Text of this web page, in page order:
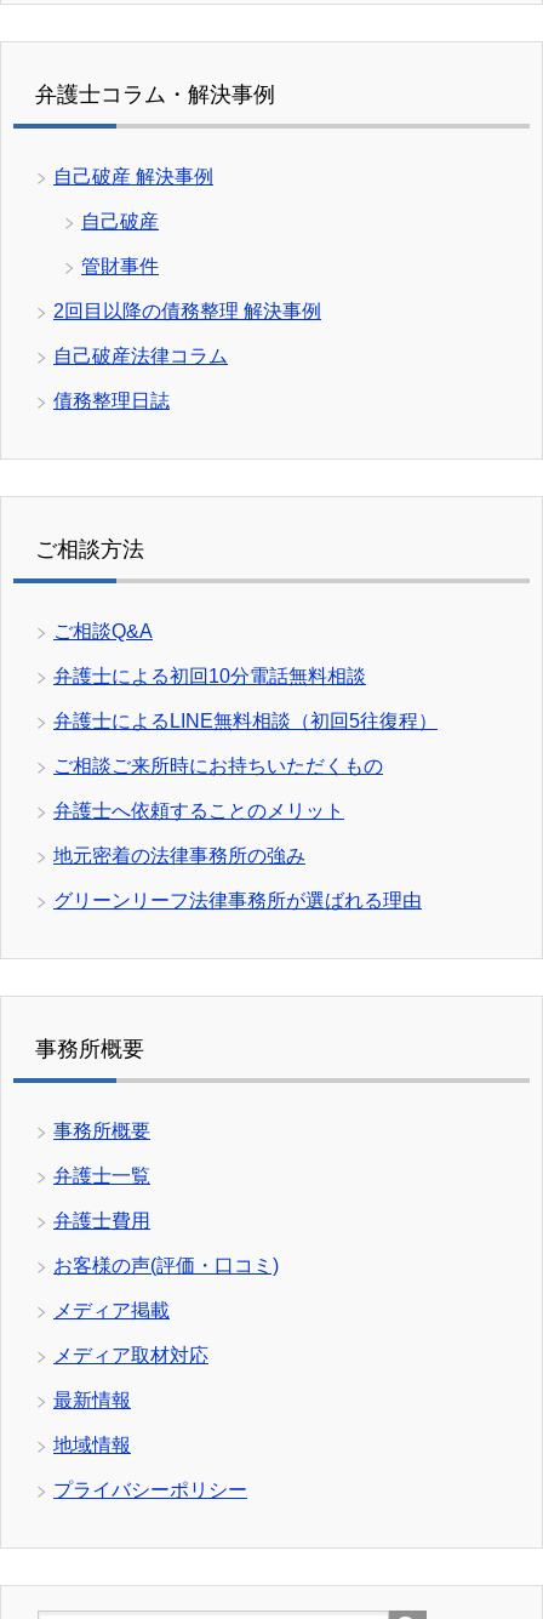
弁護士コラム・解決事例
自己破産 解決事例
自己破産
管財事件
2回目以降の債務整理 解決事例
自己破産法律コラム
債務整理日誌
ご相談方法
ご相談Q&A
弁護士による初回10分電話無料相談
弁護士によるLINE無料相談（初回5往復程）
ご相談ご来所時にお持ちいただくもの
弁護士へ依頼することのメリット
地元密着の法律事務所の強み
グリーンリーフ法律事務所が選ばれる理由
事務所概要
事務所概要
弁護士一覧
弁護士費用
お客様の声(評価・口コミ)
メディア掲載
メディア取材対応
最新情報
地域情報
プライバシーポリシー